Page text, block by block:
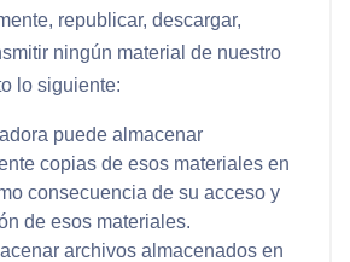
republicar, descargar,
ningún material de nuestro
lo siguiente:
puede almacenar
copias de esos materiales en
consecuencia de su acceso y
de esos materiales.
archivos almacenados en